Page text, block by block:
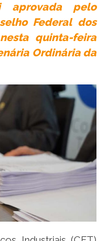
pelo
Federal dos
quinta-feira
Ordinária da